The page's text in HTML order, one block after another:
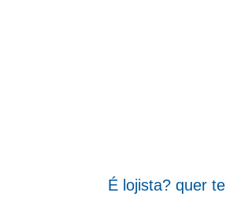
É lojista? quer